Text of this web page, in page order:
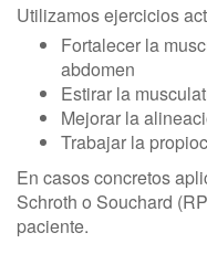
Utilizamos ejercicios
Fortalecer la
abdomen
Estirar la
Mejorar la
Trabajar la
En casos concretos
Schroth o Souchard
paciente.